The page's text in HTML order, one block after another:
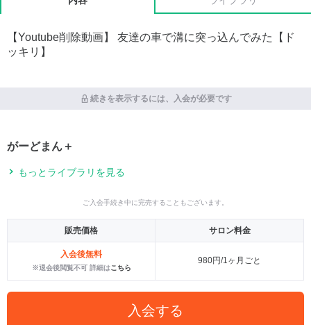
【Youtube削除動画】 友達の車で溝に突っ込んでみた【ド
ッキリ】
続きを表示するには、入会が必要です
がーどまん＋
もっとライブラリを見る
ご入会手続き中に完売することもございます。
販売価格 サロン料金
入会後無料
※退会後閲覧不可 詳細はこちら
980円/1ヶ月ごと
入会する